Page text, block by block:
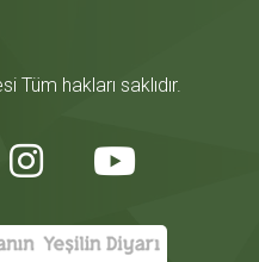
hakları saklıdır.